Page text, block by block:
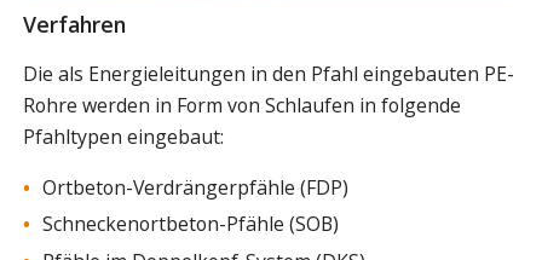
Verfahren
Die als Energieleitungen in den Pfahl eingebauten PE-
Rohre werden in Form von Schlaufen in folgende
Pfahltypen eingebaut:
Ortbeton-Verdrängerpfähle (FDP)
Schneckenortbeton-Pfähle (SOB)